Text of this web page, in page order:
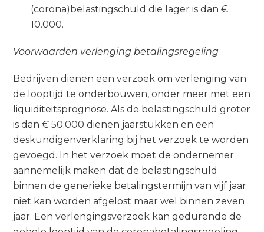
(corona)belastingschuld die lager is dan €
10.000.
Voorwaarden verlenging betalingsregeling
Bedrijven dienen een verzoek om verlenging van
de looptijd te onderbouwen, onder meer met een
liquiditeitsprognose. Als de belastingschuld groter
is dan € 50.000 dienen jaarstukken en een
deskundigenverklaring bij het verzoek te worden
gevoegd. In het verzoek moet de ondernemer
aannemelijk maken dat de belastingschuld
binnen de generieke betalingstermijn van vijf jaar
niet kan worden afgelost maar wel binnen zeven
jaar. Een verlengingsverzoek kan gedurende de